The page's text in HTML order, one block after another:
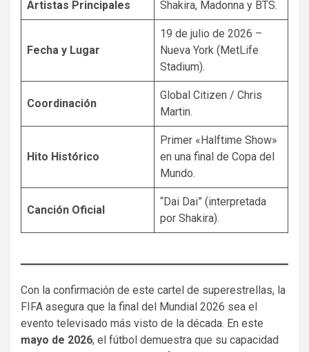
Artistas Principales Shakira, Madonna y BTS.
Fecha y Lugar
19 de julio de 2026 –
Nueva York (MetLife
Stadium).
Coordinación
Global Citizen / Chris
Martin.
Hito Histórico
Primer «Halftime Show»
en una final de Copa del
Mundo.
Canción Oficial
“Dai Dai” (interpretada
por Shakira).
Con la confirmación de este cartel de superestrellas, la
FIFA asegura que la final del Mundial 2026 sea el
evento televisado más visto de la década. En este
mayo de 2026, el fútbol demuestra que su capacidad